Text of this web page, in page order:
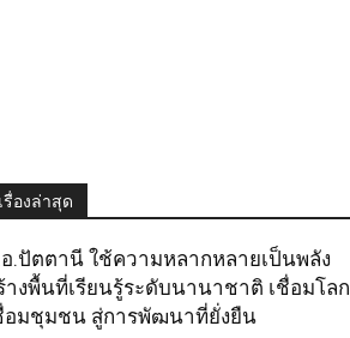
เรื่องล่าสุด
.ปัตตานี ใช้ความหลากหลายเป็นพลัง
างพื้นที่เรียนรู้ระดับนานาชาติ เชื่อมโลก
อมชุมชน สู่การพัฒนาที่ยั่งยืน